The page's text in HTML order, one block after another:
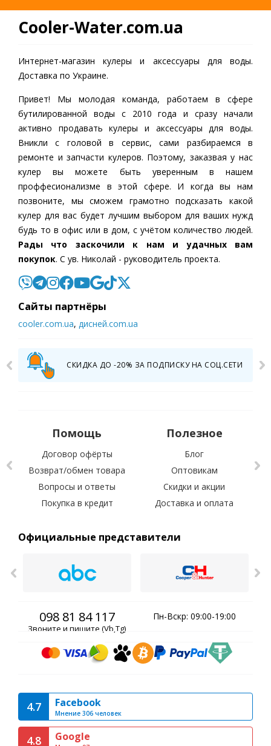
Cooler-Water.com.ua
Интернет-магазин кулеры и аксессуары для воды.
Доставка по Украине.
Привет! Мы молодая команда, работаем в сфере
бутилированной воды c 2010 года и сразу начали
активно продавать кулеры и аксессуары для воды.
Вникли с головой в сервис, сами разбираемся в
ремонте и запчасти кулеров. Поэтому, заказвая у нас
кулер вы можете быть уверенным в нашем
проффесионализме в этой сфере. И когда вы нам
позвоните, мы сможем грамотно подсказать какой
кулер для вас будет лучшим выбором для ваших нужд
будь то в офис или в дом, с учётом количество людей.
Рады что заскочили к нам и удачных вам
покупок. С ув. Николай - руководитель проекта.
Cайты партнёры
cooler.com.ua, дисней.com.ua
СКИДКА ДО -20% ЗА ПОДПИСКУ НА СОЦ.СЕТИ
Помощь
Договор офёрты
Возврат/обмен товара
Вопросы и ответы
Покупка в кредит
Полезное
Блог
Оптовикам
Скидки и акции
Доставка и оплата
Официальные представители
098 81 84 117
Звоните и пишите (Vb,Tg)
Пн-Вскр: 09:00-19:00
4.7 Facebook
Мнение 306 человек
4.8 Google